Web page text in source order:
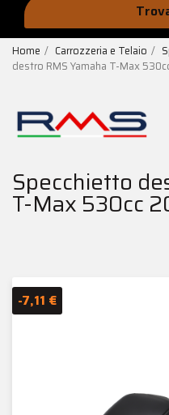
Home Carrozzeria e Telaio
destro RMS Yamaha T-Max
Specchietto
T-Max 530cc
-7,11 €